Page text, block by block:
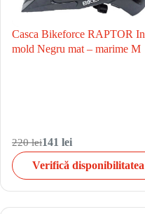
Casca Bikeforce RAPTOR In
mold Negru mat – marime M
220 lei141 lei
Verifică disponibilitatea